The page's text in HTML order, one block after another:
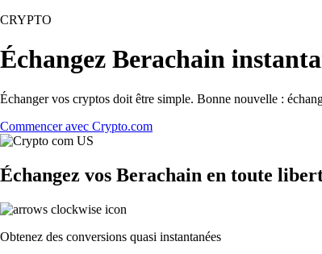
CRYPTO
Échangez Berachain
Échanger vos cryptos doit être simple. Bonne nouvelle :
Commencer avec Crypto.com
Échangez vos Berachain en toute
Obtenez des conversions quasi instantanées